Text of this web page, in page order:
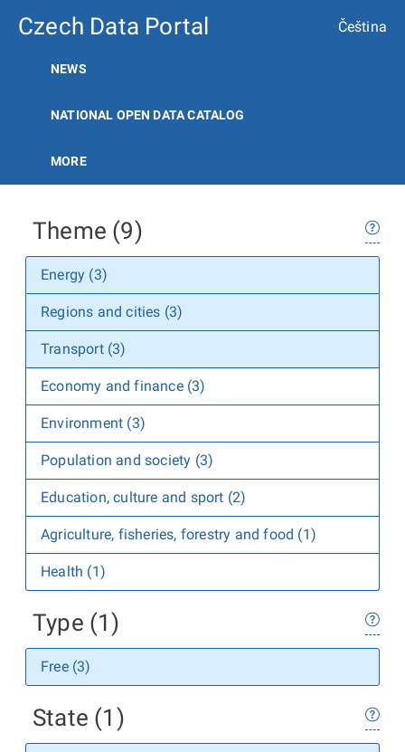
Czech Data Portal Čeština
NEWS
NATIONAL OPEN DATA CATALOG
MORE
Theme (9)
Energy (3)
Regions and cities (3)
Transport (3)
Economy and finance (3)
Environment (3)
Population and society (3)
Education, culture and sport (2)
Agriculture, fisheries, forestry and food (1)
Health (1)
Type (1)
Free (3)
State (1)